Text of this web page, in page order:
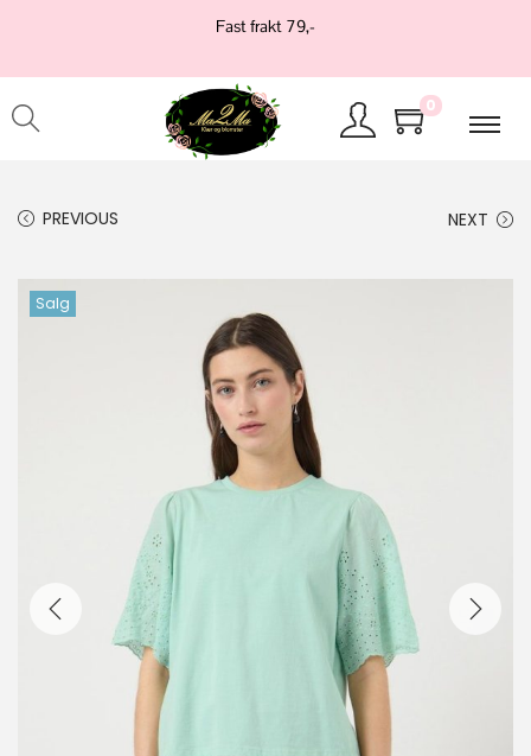
Fast frakt 79,-
0
PREVIOUS NEXT
Salg